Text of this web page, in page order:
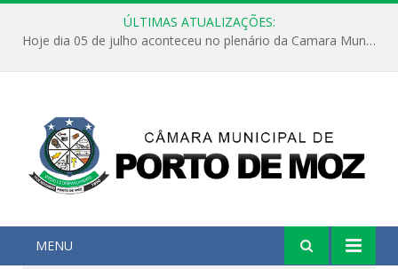
ÚLTIMAS ATUALIZAÇÕES:
Hoje dia 05 de julho aconteceu no plenário da Camara Municipal de Porto de Moz a Sessão Solene de Abertura dos Trabalhos Legislativos 2º Período da 23ª Legislatura
MENU